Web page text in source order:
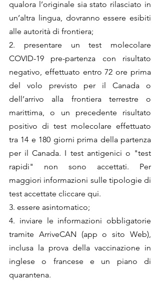
qualora l’originale sia stato rilasciato in
un’altra lingua, dovranno essere esibiti
alle autorità di frontiera;
2. presentare un test molecolare
COVID-19 pre-partenza con risultato
negativo, effettuato entro 72 ore prima
del volo previsto per il Canada o
dell’arrivo alla frontiera terrestre o
marittima, o un precedente risultato
positivo di test molecolare effettuato
tra 14 e 180 giorni prima della partenza
per il Canada. I test antigenici o "test
rapidi" non sono accettati. Per
maggiori informazioni sulle tipologie di
test accettate cliccare qui.
3. essere asintomatico;
4. inviare le informazioni obbligatorie
tramite ArriveCAN (app o sito Web),
inclusa la prova della vaccinazione in
inglese o francese e un piano di
quarantena.